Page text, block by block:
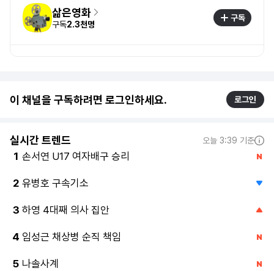
삶은영화
구독2.3천명
구독
이 채널을 구독하려면 로그인하세요. 로그인
실시간 트렌드 오늘 3:39 기준
1 손서연 U17 여자배구 승리
2 유병호 구속기소
3 하영 4대째 의사 집안
4 임성근 채상병 순직 책임
5 나솔사계